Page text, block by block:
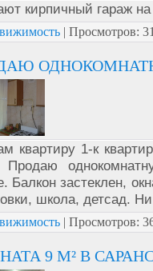
кирпичный гараж
| Просмотров:
квартиру 1-к
Балкон застеклен,
школа, детсад.
| Просмотров:
9 М² В